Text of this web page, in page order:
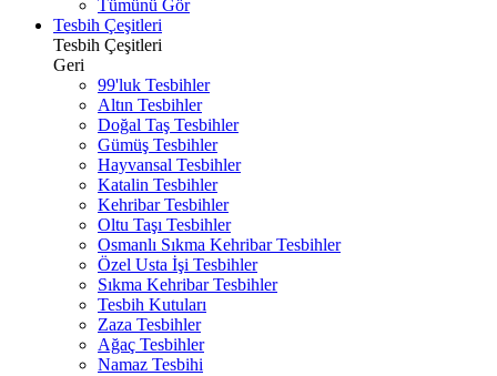
Tümünü Gör
Tesbih Çeşitleri
Tesbih Çeşitleri
Geri
99'luk Tesbihler
Altın Tesbihler
Doğal Taş Tesbihler
Gümüş Tesbihler
Hayvansal Tesbihler
Katalin Tesbihler
Kehribar Tesbihler
Oltu Taşı Tesbihler
Osmanlı Sıkma Kehribar Tesbihler
Özel Usta İşi Tesbihler
Sıkma Kehribar Tesbihler
Tesbih Kutuları
Zaza Tesbihler
Ağaç Tesbihler
Namaz Tesbihi